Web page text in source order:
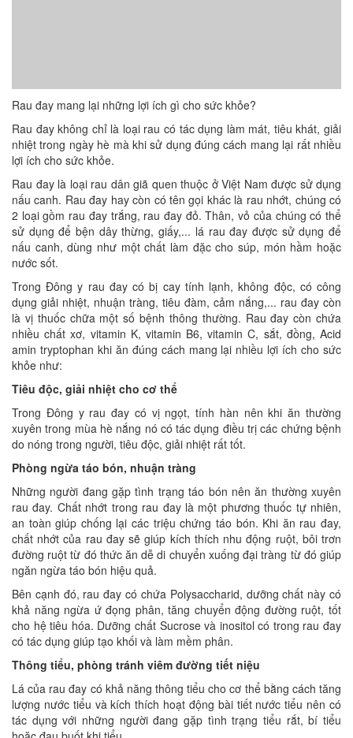
Rau đay mang lại những lợi ích gì cho sức khỏe?
Rau đay không chỉ là loại rau có tác dụng làm mát, tiêu khát, giải
nhiệt trong ngày hè mà khi sử dụng đúng cách mang lại rất nhiều
lợi ích cho sức khỏe.
Rau đay là loại rau dân giã quen thuộc ở Việt Nam được sử dụng
nấu canh. Rau đay hay còn có tên gọi khác là rau nhớt, chúng có
2 loại gồm rau đay trắng, rau đay đỏ. Thân, vỏ của chúng có thể
sử dụng để bện dây thừng, giấy,... lá rau đay được sử dụng để
nấu canh, dùng như một chất làm đặc cho súp, món hầm hoặc
nước sốt.
Trong Đông y rau đay có bị cay tính lạnh, không độc, có công
dụng giải nhiệt, nhuận tràng, tiêu đàm, cảm nắng,... rau đay còn
là vị thuốc chữa một số bệnh thông thường. Rau đay còn chứa
nhiều chất xơ, vitamin K, vitamin B6, vitamin C, sắt, đồng, Acid
amin tryptophan khi ăn đúng cách mang lại nhiều lợi ích cho sức
khỏe như:
Tiêu độc, giải nhiệt cho cơ thể
Trong Đông y rau đay có vị ngọt, tính hàn nên khi ăn thường
xuyên trong mùa hè nắng nó có tác dụng điều trị các chứng bệnh
do nóng trong người, tiêu độc, giải nhiệt rất tốt.
Phòng ngừa táo bón, nhuận tràng
Những người đang gặp tình trạng táo bón nên ăn thường xuyên
rau đay. Chất nhớt trong rau đay là một phương thuốc tự nhiên,
an toàn giúp chống lại các triệu chứng táo bón. Khi ăn rau đay,
chất nhớt của rau đay sẽ giúp kích thích nhu động ruột, bôi trơn
đường ruột từ đó thức ăn dễ di chuyển xuống đại tràng từ đó giúp
ngăn ngừa táo bón hiệu quả.
Bên cạnh đó, rau đay có chứa Polysaccharid, dưỡng chất này có
khả năng ngừa ứ đọng phân, tăng chuyển động đường ruột, tốt
cho hệ tiêu hóa. Dưỡng chất Sucrose và inositol có trong rau đay
có tác dụng giúp tạo khối và làm mềm phân.
Thông tiểu, phòng tránh viêm đường tiết niệu
Lá của rau đay có khả năng thông tiểu cho cơ thể bằng cách tăng
lượng nước tiểu và kích thích hoạt động bài tiết nước tiểu nên có
tác dụng với những người đang gặp tình trạng tiểu rắt, bí tiểu